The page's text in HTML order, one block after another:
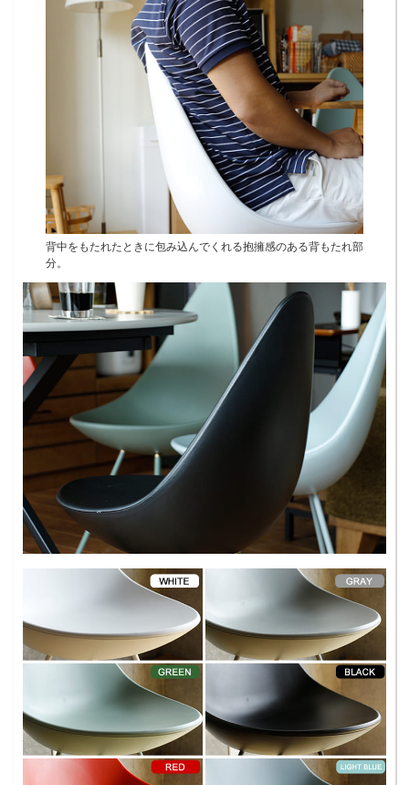
背中をもたれたときに包み込んでくれる抱擁感のある背もたれ部
分。